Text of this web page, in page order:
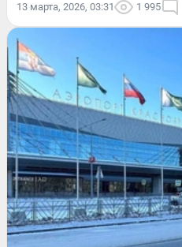
13 марта, 2026, 03:31 1 995